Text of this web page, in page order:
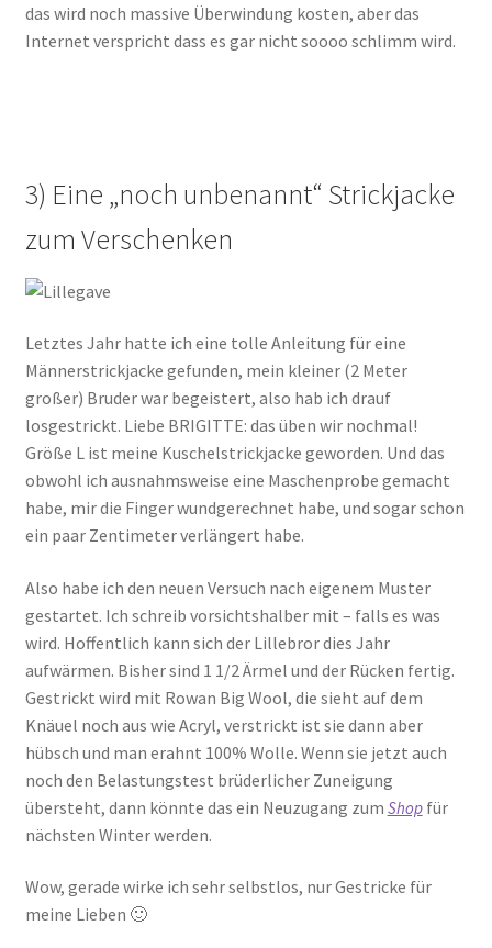
das wird noch massive Überwindung kosten, aber das
Internet verspricht dass es gar nicht soooo schlimm wird.
3) Eine „noch unbenannt“ Strickjacke
zum Verschenken
Letztes Jahr hatte ich eine tolle Anleitung für eine
Männerstrickjacke gefunden, mein kleiner (2 Meter
großer) Bruder war begeistert, also hab ich drauf
losgestrickt. Liebe BRIGITTE: das üben wir nochmal!
Größe L ist meine Kuschelstrickjacke geworden. Und das
obwohl ich ausnahmsweise eine Maschenprobe gemacht
habe, mir die Finger wundgerechnet habe, und sogar schon
ein paar Zentimeter verlängert habe.
Also habe ich den neuen Versuch nach eigenem Muster
gestartet. Ich schreib vorsichtshalber mit – falls es was
wird. Hoffentlich kann sich der Lillebror dies Jahr
aufwärmen. Bisher sind 1 1/2 Ärmel und der Rücken fertig.
Gestrickt wird mit Rowan Big Wool, die sieht auf dem
Knäuel noch aus wie Acryl, verstrickt ist sie dann aber
hübsch und man erahnt 100% Wolle. Wenn sie jetzt auch
noch den Belastungstest brüderlicher Zuneigung
übersteht, dann könnte das ein Neuzugang zum Shopfür
nächsten Winter werden.
Wow, gerade wirke ich sehr selbstlos, nur Gestricke für
meine Lieben 🙂